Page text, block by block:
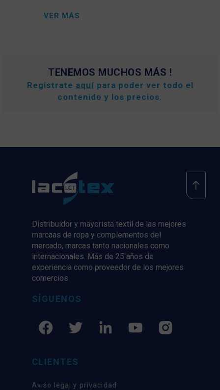
VER MÁS
TENEMOS MUCHOS MÁS !
Registrate aquí para poder ver todo el
contenido y los precios.
Distribuidor y mayorista textil de las mejores
marcaas de ropa y complementos del
mercado, marcas tanto nacionales como
internacionales. Más de 25 años de
experiencia como proveedor de los mejores
comercios
SÍGUENOS
CLIENTES
Aviso legal y privacidad